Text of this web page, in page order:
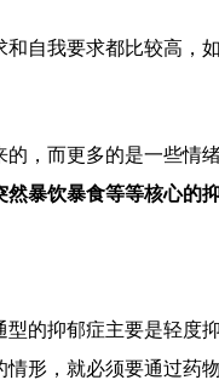
自我要求都比较高，
，而更多的是一些情
暴饮暴食等等核心的抑
型的抑郁症主要是轻度
形，就必须要通过药